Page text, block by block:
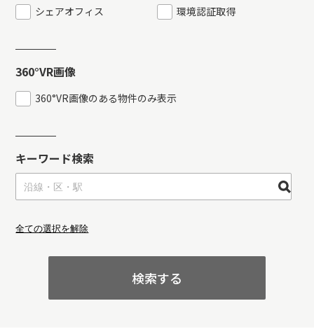
シェアオフィス
環境認証取得
360°VR画像
360°VR画像のある物件のみ表示
キーワード検索
全ての選択を解除
検索する